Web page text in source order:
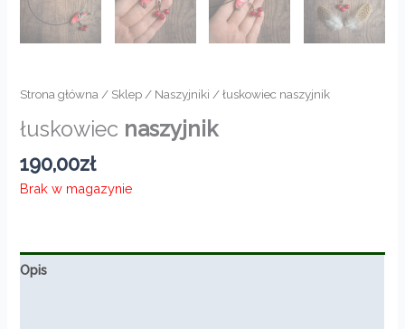
Strona główna / Sklep / Naszyjniki / łuskowiec naszyjnik
łuskowiec naszyjnik
190,00zł
Brak w magazynie
Opis